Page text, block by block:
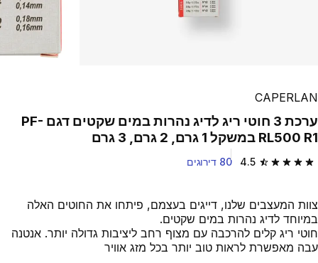
CAPERLAN
ערכת 3 חוטי ריג לדיג נהרות במים שקטים דגם PF-
RL500 R1‏ במשקל 1 גרם, 2 גרם, 3 גרם
4.5 4.5 out of 5 stars from 80 reviews 80 דירוגים
צוות המעצבים שלנו, דייגים בעצמם, פיתחו את החוטים האלה
במיוחד לדיג נהרות במים שקטים.
חוטי ריג קלים להרכבה עם מצוף רחב ליציבות גדולה יותר. אנטנה
עבה מאפשרת לראות טוב יותר בכל מזג אוויר